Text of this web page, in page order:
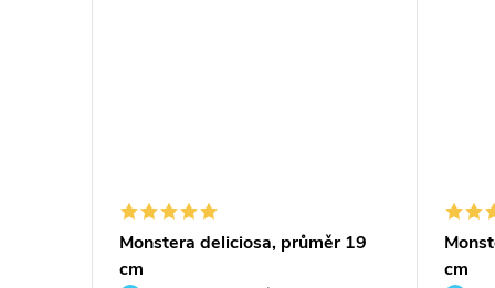
Monstera deliciosa, průměr 19
cm
cm